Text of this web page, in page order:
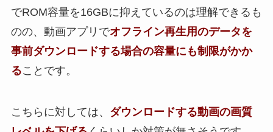
でROM容量を16GBに抑えているのは理解できるも
のの、動画アプリでオフライン再生用のデータを
事前ダウンロードする場合の容量にも制限がかか
ることです。
こちらに対しては、 ダウンロードする動画の画質